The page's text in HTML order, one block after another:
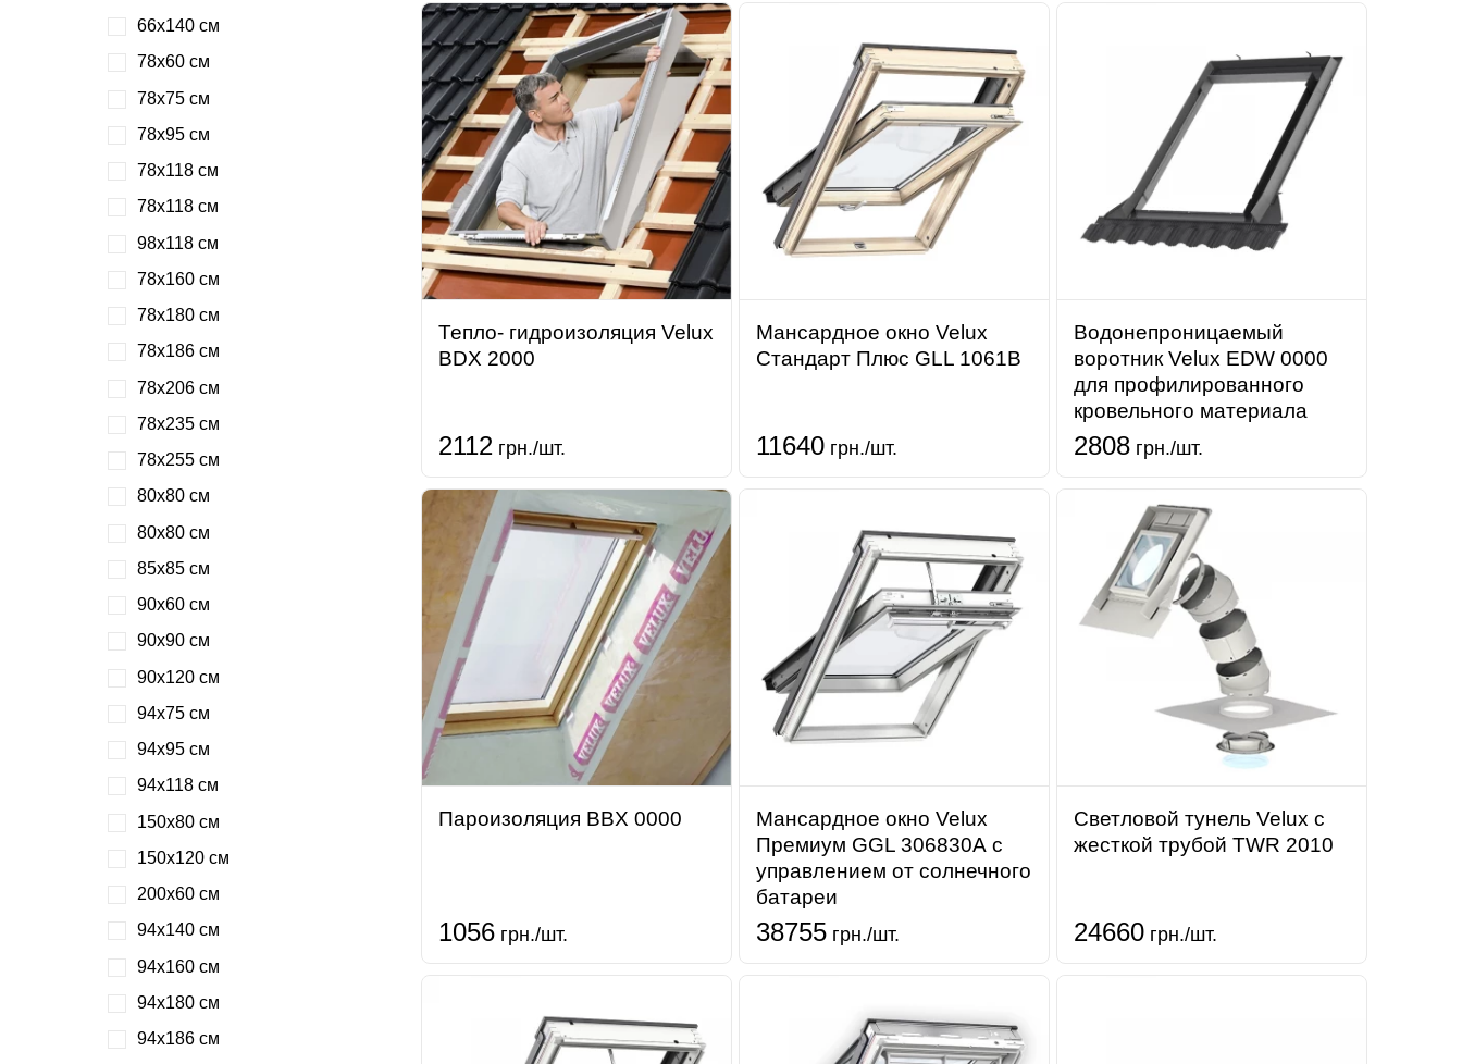
Тепло- гидроизоляция Velux
BDX 2000
2112 грн./шт.
Мансардное окно Velux
Стандарт Плюс GLL 1061B
11640грн./шт.
Водонепроницаемый
воротник Velux EDW 0000
для профилированного
кровельного материала
2808грн./шт.
Пароизоляция BBX 0000
1056 грн./шт.
Мансардное окно Velux
Премиум GGL 306830А с
управлением от солнечного
батареи
38755грн./шт.
Светловой тунель Velux с
жесткой трубой TWR 2010
24660грн./шт.
66х140 см
78х60 см
78х75 см
78х95 см
78х118 см
78х118 см
98х118 см
78х160 см
78х180 см
78х186 см
78х206 см
78х235 см
78х255 см
80х80 см
80х80 см
85х85 см
90х60 см
90х90 см
90х120 см
94х75 см
94х95 см
94х118 см
150х80 см
150х120 см
200х60 см
94х140 см
94х160 см
94х180 см
94х186 см